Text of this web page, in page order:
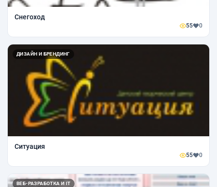
Снегоход
55 0
ДИЗАЙН И БРЕНДИНГ
Ситуация
55 0
ВЕБ-РАЗРАБОТКА И IT